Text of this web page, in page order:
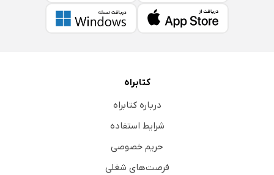
کتابراه
درباره کتابراه
شرایط استفاده
حریم خصوصی
فرصت‌های شغلی